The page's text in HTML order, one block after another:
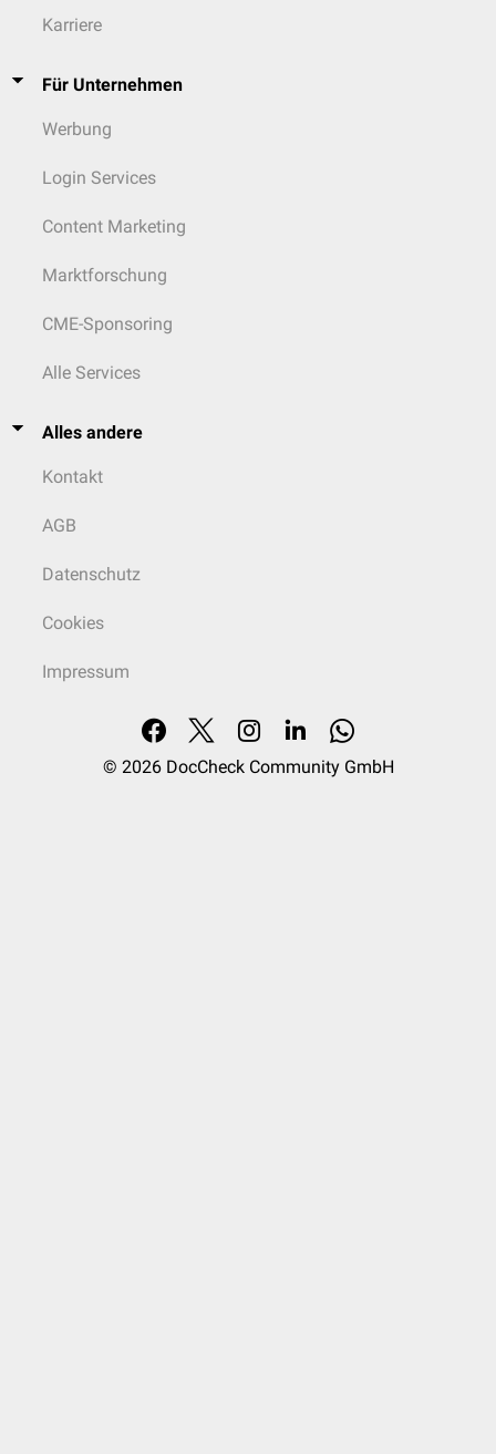
Karriere
Für Unternehmen
Werbung
Login Services
Content Marketing
Marktforschung
CME-Sponsoring
Alle Services
Alles andere
Kontakt
AGB
Datenschutz
Cookies
Impressum
© 2026 DocCheck Community GmbH